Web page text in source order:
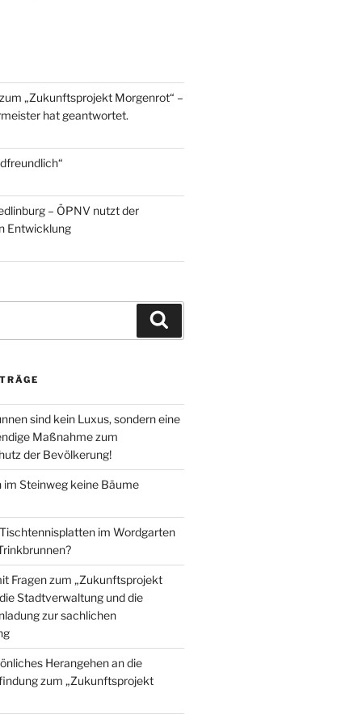
„Zukunftsprojekt Morgenrot“ –
hat geantwortet.
– ÖPNV nutzt der
Entwicklung
sind kein Luxus, sondern eine
Maßnahme zum
der Bevölkerung!
Steinweg keine Bäume
im Wordgarten
Fragen zum „Zukunftsprojekt
Stadtverwaltung und die
zur sachlichen
Herangehen an die
zum „Zukunftsprojekt